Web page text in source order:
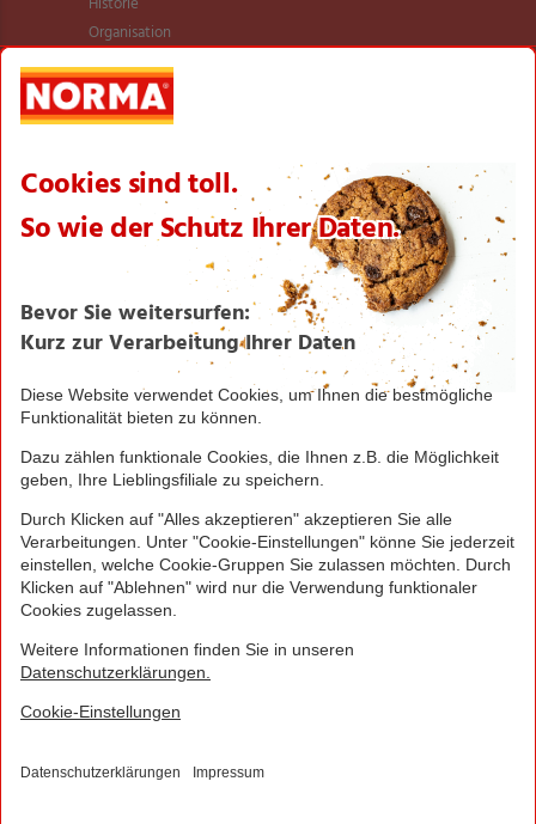
Organisation
International
Logistik
Filialnetz
Karriere
Verantwortung/CSR
NORMA News
Seite drucken
Nach oben
Greifen Sie schnell zu! Alle angegebenen Preise in
Irrtümer durch Schreib-, Programmier- und
Datenübertragungsfehler sind vorbehalten.
© 2016 - 2026 NORMA Lebensmittelfilialbetrieb
Stiftung & Co. KG
Sitemap Kontakt
Barrierefreiheitserklärung Compliance